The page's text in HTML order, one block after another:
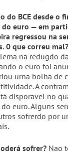
BCE desde o
euro — em
regressou na
0 que correu mal?
na redugdo
o euro foi
urna bolha de
A
disporavel no
euro. Alguns
sofrerdo por
sofrer? Nao